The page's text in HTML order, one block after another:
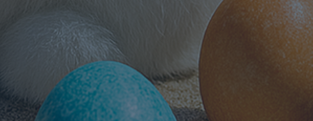
Política de Privacidade|Políticas da Rede
Contato